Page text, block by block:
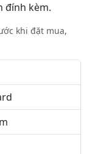
đính kèm.
khi đặt mua,